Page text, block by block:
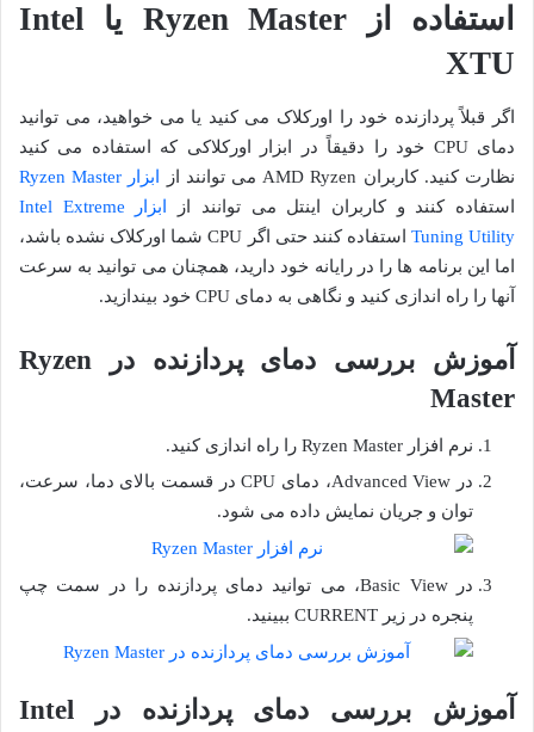
استفاده از Ryzen Master یا Intel
XTU
اگر قبلاً پردازنده خود را اورکلاک می کنید یا می خواهید، می توانید
دمای CPU خود را دقیقاً در ابزار اورکلاکی که استفاده می کنید
نظارت کنید. کاربران AMD Ryzen می توانند از
ابزار Ryzen Master
استفاده کنند و کاربران اینتل می توانند از
ابزار Intel Extreme
Tuning Utility
استفاده کنند حتی اگر CPU شما اورکلاک نشده باشد،
اما این برنامه ها را در رایانه خود دارید، همچنان می توانید به سرعت
آنها را راه اندازی کنید و نگاهی به دمای CPU خود بیندازید.
آموزش بررسی دمای پردازنده در Ryzen
Master
نرم افزار Ryzen Master را راه اندازی کنید.
در Advanced View، دمای CPU در قسمت بالای دما، سرعت،
توان و جریان نمایش داده می شود.
در Basic View، می توانید دمای پردازنده را در سمت چپ
پنجره در زیر CURRENT ببینید.
آموزش بررسی دمای پردازنده در Intel